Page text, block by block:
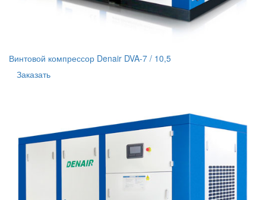
Винтовой компрессор Denair DVA-7 / 10,5
Заказать